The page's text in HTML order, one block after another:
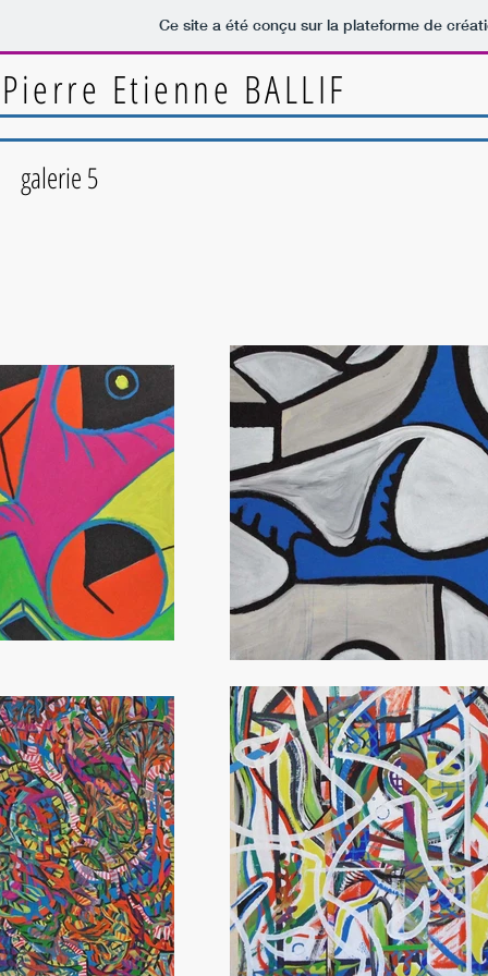
Ce site a été conçu sur la plateforme de
Pierre Etienne BALLIF
galerie 5